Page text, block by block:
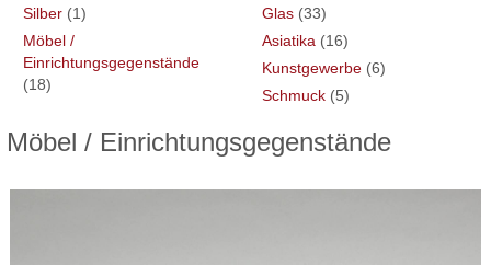
Silber (1) Glas (33)
Möbel /
Einrichtungsgegenstände
(18)
Asiatika (16)
Kunstgewerbe (6)
Schmuck (5)
Möbel / Einrichtungsgegenstände